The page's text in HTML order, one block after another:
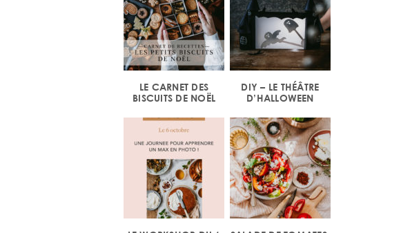
LE CARNET DES
BISCUITS DE NOËL
DIY – LE THÉÂTRE
D’HALLOWEEN